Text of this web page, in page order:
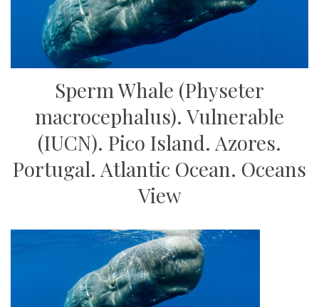
Sperm Whale (Physeter
macrocephalus). Vulnerable
(IUCN). Pico Island. Azores.
Portugal. Atlantic Ocean. Oceans
View